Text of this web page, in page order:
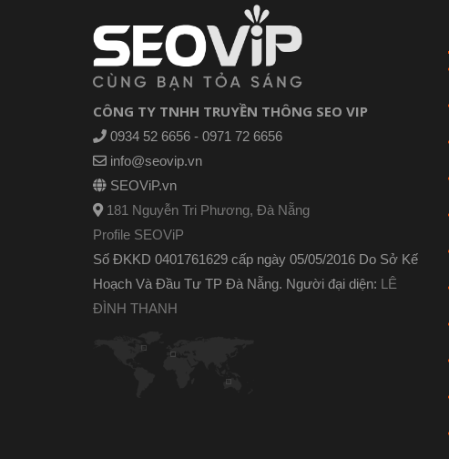
CÔNG TY TNHH TRUYỀN THÔNG SEO VIP
0934 52 6656 - 0971 72 6656
info@seovip.vn
SEOViP.vn
181 Nguyễn Tri Phương, Đà Nẵng
Profile SEOViP
Số ĐKKD 0401761629 cấp ngày 05/05/2016 Do Sở Kế
Hoạch Và Đầu Tư TP Đà Nẵng. Người đại diện: LÊ
ĐÌNH THANH